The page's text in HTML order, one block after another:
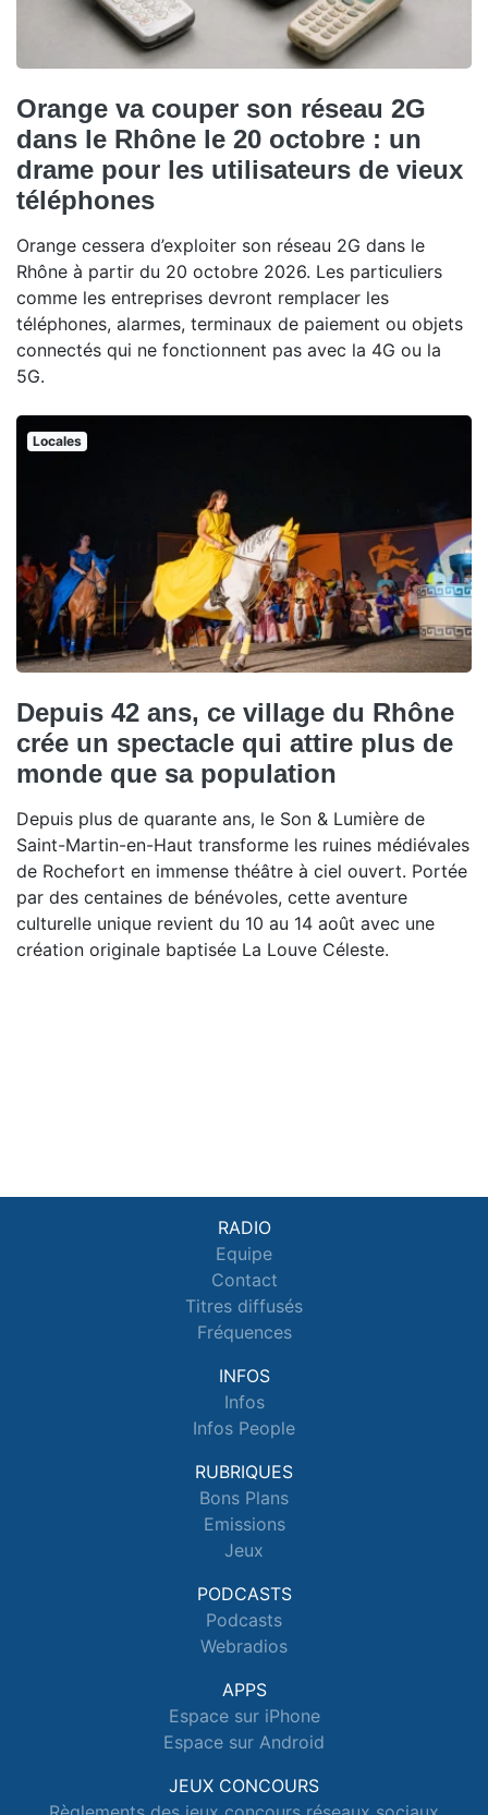
Orange va couper son réseau 2G
dans le Rhône le 20 octobre : un
drame pour les utilisateurs de vieux
téléphones
Orange cessera d’exploiter son réseau 2G dans le
Rhône à partir du 20 octobre 2026. Les particuliers
comme les entreprises devront remplacer les
téléphones, alarmes, terminaux de paiement ou objets
connectés qui ne fonctionnent pas avec la 4G ou la
5G.
Locales
Depuis 42 ans, ce village du Rhône
crée un spectacle qui attire plus de
monde que sa population
Depuis plus de quarante ans, le Son & Lumière de
Saint-Martin-en-Haut transforme les ruines médiévales
de Rochefort en immense théâtre à ciel ouvert. Portée
par des centaines de bénévoles, cette aventure
culturelle unique revient du 10 au 14 août avec une
création originale baptisée La Louve Céleste.
RADIO
Equipe
Contact
Titres diffusés
Fréquences
INFOS
Infos
Infos People
RUBRIQUES
Bons Plans
Emissions
Jeux
PODCASTS
Podcasts
Webradios
APPS
Espace sur iPhone
Espace sur Android
JEUX CONCOURS